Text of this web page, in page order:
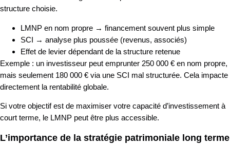
structure choisie.
LMNP en nom propre → financement souvent plus simple
SCI → analyse plus poussée (revenus, associés)
Effet de levier dépendant de la structure retenue
Exemple : un investisseur peut emprunter 250 000 € en nom propre,
mais seulement 180 000 € via une SCI mal structurée. Cela impacte
directement la rentabilité globale.
Si votre objectif est de maximiser votre capacité d’investissement à
court terme, le LMNP peut être plus accessible.
L’importance de la stratégie patrimoniale long terme